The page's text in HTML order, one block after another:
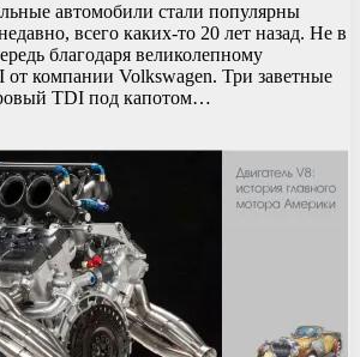
автомобили стали популярны
всего каких-то 20 лет назад. Не в
благодаря великолепному
от компании Volkswagen. Три заветные
TDI под капотом…